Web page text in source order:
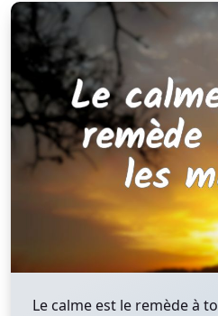
Le calme est le remède à